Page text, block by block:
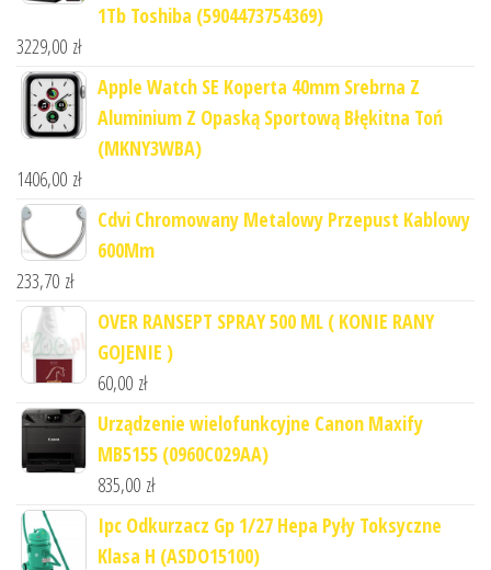
1Tb Toshiba (5904473754369)
3229,00 zł
Apple Watch SE Koperta 40mm Srebrna Z
Aluminium Z Opaską Sportową Błękitna Toń
(MKNY3WBA)
1406,00 zł
Cdvi Chromowany Metalowy Przepust Kablowy
600Mm
233,70 zł
OVER RANSEPT SPRAY 500 ML ( KONIE RANY
GOJENIE )
60,00 zł
Urządzenie wielofunkcyjne Canon Maxify
MB5155 (0960C029AA)
835,00 zł
Ipc Odkurzacz Gp 1/27 Hepa Pyły Toksyczne
Klasa H (ASDO15100)